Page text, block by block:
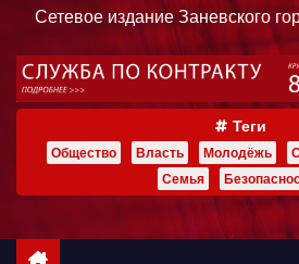
ж
Сетевое издание Заневского
Теги
Общество Власть Молодёжь
Семья